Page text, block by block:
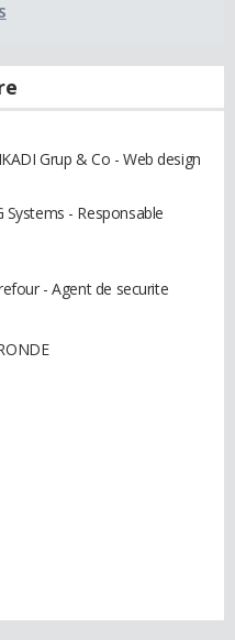
Grup & Co - Web design
- Responsable
- Agent de securite